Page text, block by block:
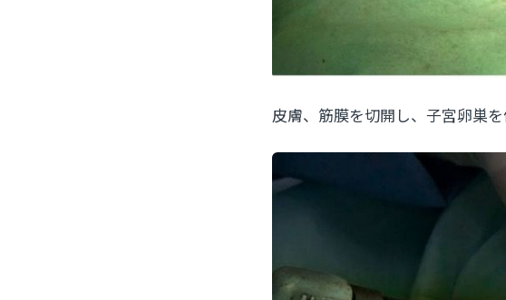
皮膚、筋膜を切開し、子宮卵巣を